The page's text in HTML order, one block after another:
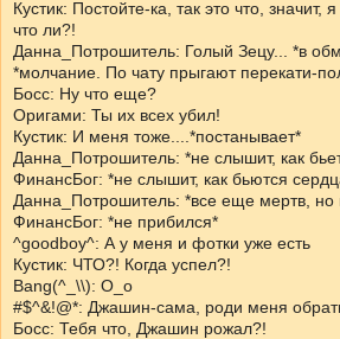
Кустик: Постойте-ка, так это что, значит,
что ли?!
Данна_Потрошитель: Голый Зецу... *в
*молчание. По чату прыгают перекати-
Босс: Ну что еще?
Оригами: Ты их всех убил!
Кустик: И меня тоже....*постанывает*
Данна_Потрошитель: *не слышит, как
ФинансБог: *не слышит, как бьются
Данна_Потрошитель: *все еще мертв, но
ФинансБог: *не прибился*
^goodboy^: А у меня и фотки уже есть
Кустик: ЧТО?! Когда успел?!
Bang(^_\\): О_о
#$^&!@*: Джашин-сама, роди меня
Босс: Тебя что, Джашин рожал?!